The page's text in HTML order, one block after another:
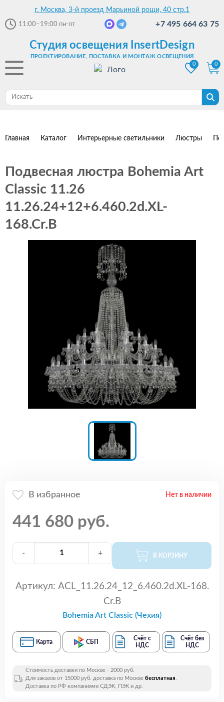
г. Москва, 3-й проезд Марьиной рощи, 40 стр.1
11:00–19:00 пн-пт +7 495 664 63 75
Студия освещения InsertDesign
ПРОЕКТИРОВАНИЕ, ПОСТАВКА И МОНТАЖ ОСВЕЩЕНИЯ
0
0
Главная Каталог Интерьерные светильники Люстры
Подвесная люстра Bohemia Art
Classic 11.26
11.26.24+12+6.460.2d.XL-
168.Cr.B
В избранное Нет в наличии
441 680 руб.
- + В КОРЗИНУ
Артикул: ACL_11.26.24_12_6.460.2d.XL-168.
Cr.B
Bohemia Art Classic (Чехия)
Карта СБП
Счёт с
НДС
Счёт без
НДС
Стоимость доставки по Москве - 2000 руб.
Для заказов от 15000 руб. доставка по Москве бесплатная.
Доставка по РФ компаниями СДЭК, ПЭК и др.